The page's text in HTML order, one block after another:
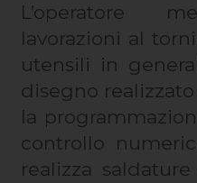
L’operatore
lavorazioni al
utensili in
disegno
la
controllo
realizza